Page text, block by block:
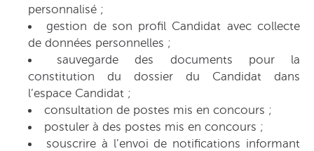
personnalisé ;
gestion de son profil Candidat avec collecte
de données personnelles ;
sauvegarde des documents pour la
constitution du dossier du Candidat dans
l’espace Candidat ;
consultation de postes mis en concours ;
postuler à des postes mis en concours ;
souscrire à l’envoi de notifications informant